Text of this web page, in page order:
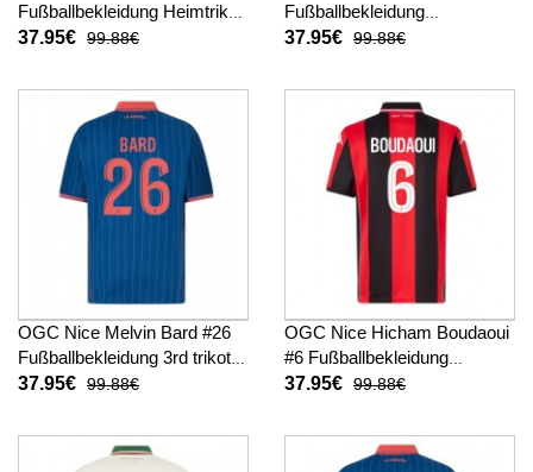
Fußballbekleidung Heimtrikot
2025-26 Kurzarm
37.95€ 99.88€
Fußballbekleidung
Auswärtstrikot 2025-26
37.95€ 99.88€
OGC Nice Melvin Bard #26
Fußballbekleidung 3rd trikot
2025-26 Kurzarm
37.95€ 99.88€
OGC Nice Hicham Boudaoui
#6 Fußballbekleidung
Heimtrikot 2025-26 Kurzarm
37.95€ 99.88€